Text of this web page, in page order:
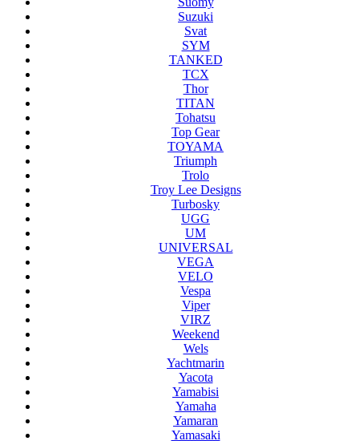
Suzuki
Svat
SYM
TANKED
TCX
Thor
TITAN
Tohatsu
Top Gear
TOYAMA
Triumph
Trolo
Troy Lee Designs
Turbosky
UGG
UM
UNIVERSAL
VEGA
VELO
Vespa
Viper
VIRZ
Weekend
Wels
Yachtmarin
Yacota
Yamabisi
Yamaha
Yamaran
Yamasaki